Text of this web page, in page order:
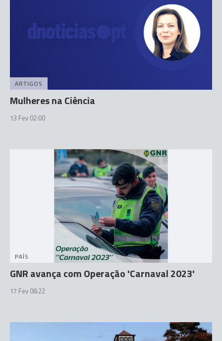
ARTIGOS
Mulheres na Ciência
13 Fev 02:00
PAÍS
GNR avança com Operação 'Carnaval 2023'
17 Fev 08:22